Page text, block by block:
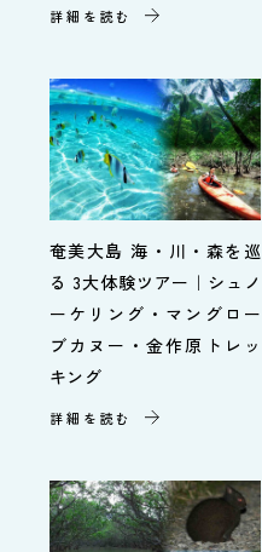
詳細を読む
奄美大島 海・川・森を巡
る 3大体験ツアー｜シュノ
ーケリング・マングロー
ブカヌー・金作原トレッ
キング
詳細を読む